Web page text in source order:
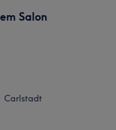
Salon
Carlstadt